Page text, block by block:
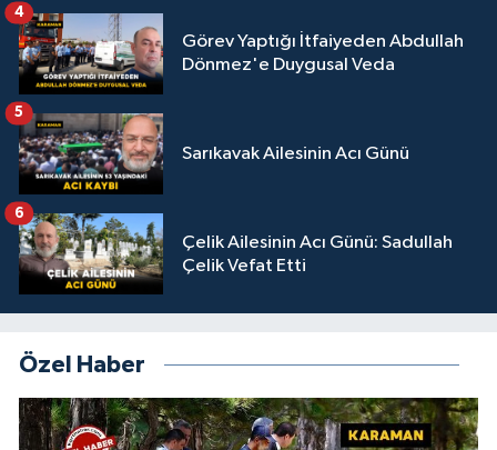
Görev Yaptığı İtfaiyeden Abdullah
Dönmez'e Duygusal Veda
4
Sarıkavak Ailesinin Acı Günü
5
Çelik Ailesinin Acı Günü: Sadullah
Çelik Vefat Etti
6
Özel Haber